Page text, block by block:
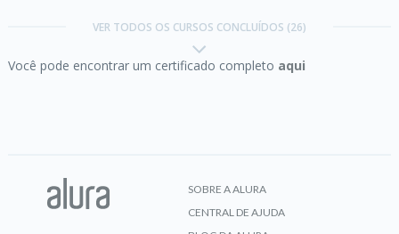
VER TODOS OS CURSOS CONCLUÍDOS (26)
Você pode encontrar um certificado completo aqui
SOBRE A ALURA
CENTRAL DE AJUDA